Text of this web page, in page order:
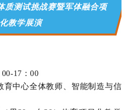
质测试挑战赛暨军体融合项
教学展演
17：00
育中心全体教师、智能制造与信